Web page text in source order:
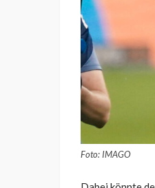
Foto: IMAGO